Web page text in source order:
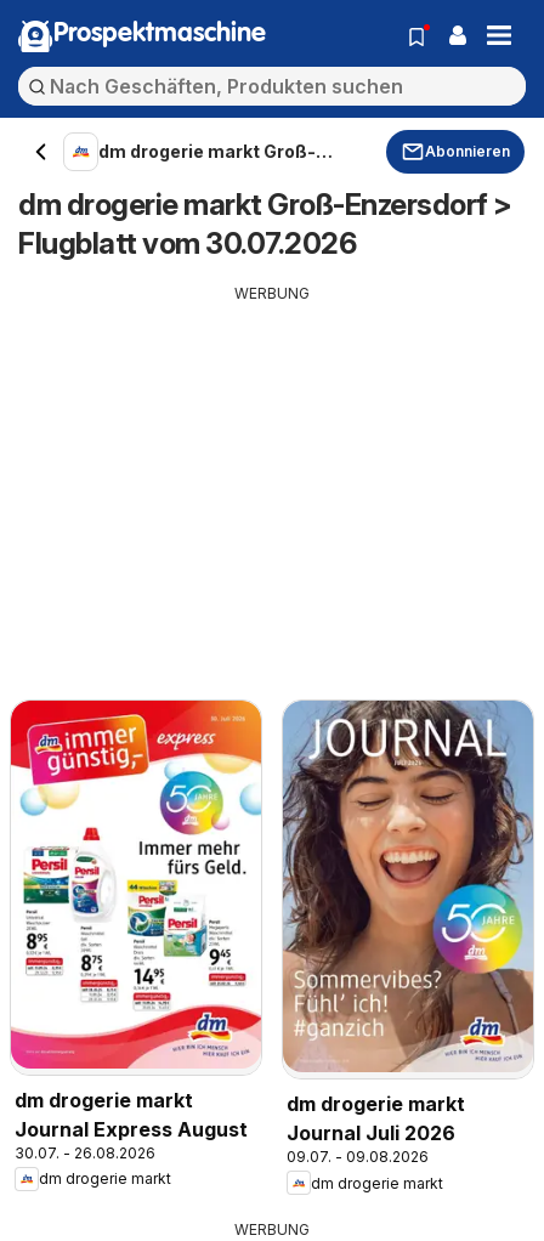
Prospektmaschine
dm drogerie markt Groß-
Abonnieren
dm drogerie markt Groß-Enzersdorf >
Flugblatt vom 30.07.2026
WERBUNG
dm drogerie markt
Journal Express August
30.07. - 26.08.2026
dm drogerie markt
dm drogerie markt
Journal Juli 2026
09.07. - 09.08.2026
dm drogerie markt
WERBUNG